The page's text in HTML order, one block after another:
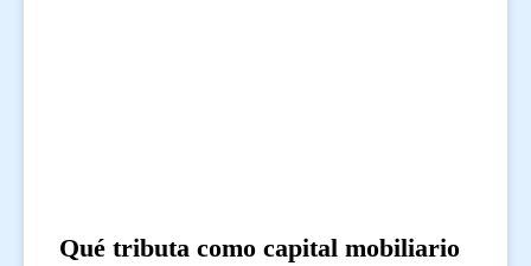
Qué tributa como capital mobiliario